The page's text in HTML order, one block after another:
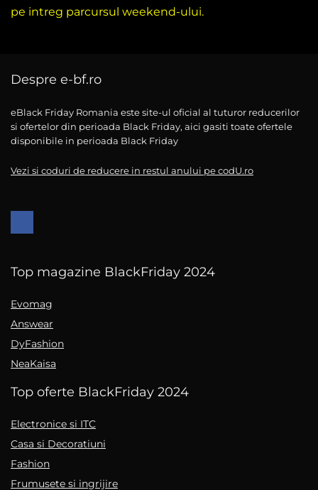
pe intreg parcursul weekend-ului.
Despre e-bf.ro
eBlack Friday Romania este site-ul oficial al tuturor reducerilor
si ofertelor din perioada Black Friday, aici gasiti toate ofertele
disponibile in perioada Black Friday
Vezi si coduri de reducere in restul anului pe codU.ro
Top magazine BlackFriday 2024
Evomag
Answear
DyFashion
NeaKaisa
Top oferte BlackFriday 2024
Electronice si ITC
Casa si Decoratiuni
Fashion
Frumusete si ingrijire